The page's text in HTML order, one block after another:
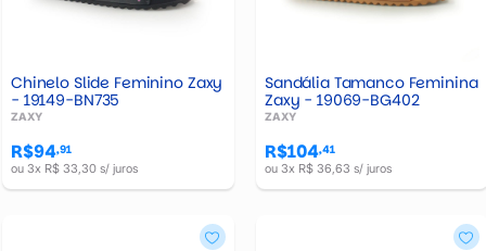
Chinelo Slide Feminino Zaxy
- 19149-BN735
ZAXY
R$94,91
ou 3x R$ 33,30 s/ juros
Sandália Tamanco Feminina
Zaxy - 19069-BG402
ZAXY
R$104,41
ou 3x R$ 36,63 s/ juros